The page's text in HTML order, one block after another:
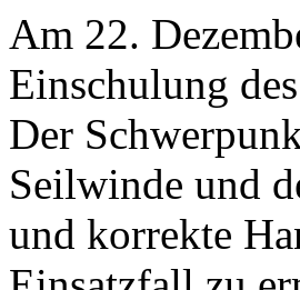
Am 22.
Einschulung
Der
Seilwinde und
und korrekte